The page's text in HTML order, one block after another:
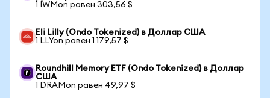
1 IWMon равен 303,56 $
Eli Lilly (Ondo Tokenized) в Доллар США
1 LLYon равен 1 179,57 $
Roundhill Memory ETF (Ondo Tokenized) в Доллар
США
1 DRAMon равен 49,97 $